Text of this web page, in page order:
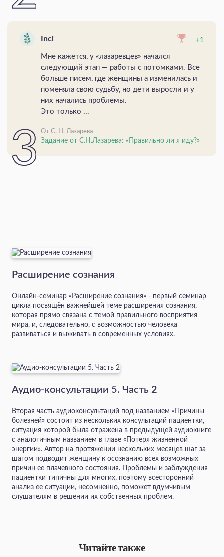
Inci +1
Мне кажется, у «лазаревцев» начался
следующий этап — работы с потомками. Все
больше писем, где женщины а изменилась и
поменяла свою судьбу, но дети выросли и у
них начались проблемы.
Это только ...
От С. Н. Лазарева
Задание от С.Н.Лазарева: «Правильно ли я иду?»
Расширение сознания
Онлайн-семинар «Расширение сознания» - первый семинар
цикла посвящён важнейшей теме расширения сознания,
которая прямо связана с темой правильного восприятия
мира, и, следовательно, с возможностью человека
развиваться и выживать в современных условиях.
Аудио-консультации 5. Часть 2
Вторая часть аудиоконсультаций под названием «Причины
болезней» состоит из нескольких консультаций пациентки,
ситуация которой была отражена в предыдущей аудиокниге
с аналогичным названием в главе «Потеря жизненной
энергии». Автор на протяжении нескольких месяцев шаг за
шагом подводит женщину к осознанию всех возможных
причин ее плачевного состояния. Проблемы и заблуждения
пациентки типичны для многих, поэтому всесторонний
анализ ее ситуации, несомненно, поможет вдумчивым
слушателям в решении их собственных проблем.
Читайте также